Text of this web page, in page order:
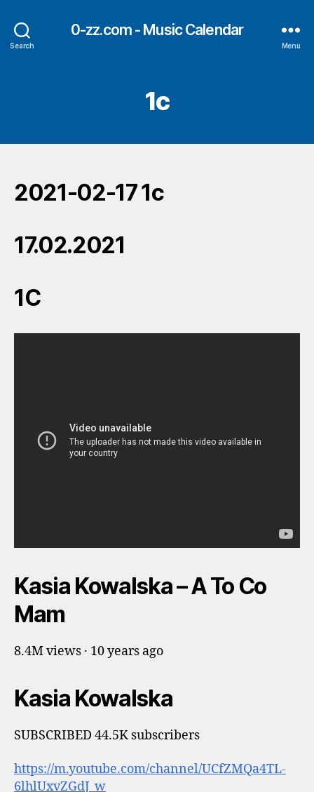
Search
0-zz.com - Music Calendar
Menu
1c
2021-02-17 1c
17.02.2021
1C
Kasia Kowalska – A To Co
Mam
8.4M views · 10 years ago
Kasia Kowalska
SUBSCRIBED 44.5K subscribers
https://m.youtube.com/channel/UCfZMQa4TL-
6lhlUxvZGdJ_w